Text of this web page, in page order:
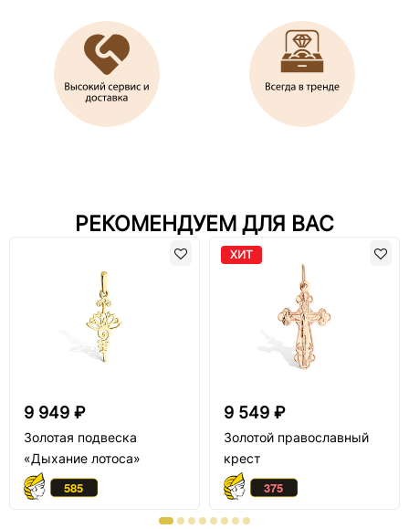
РЕКОМЕНДУЕМ ДЛЯ ВАС
9 949 ₽
Золотая подвеска
«Дыхание лотоса»
ХИТ
9 549 ₽
Золотой православный
крест